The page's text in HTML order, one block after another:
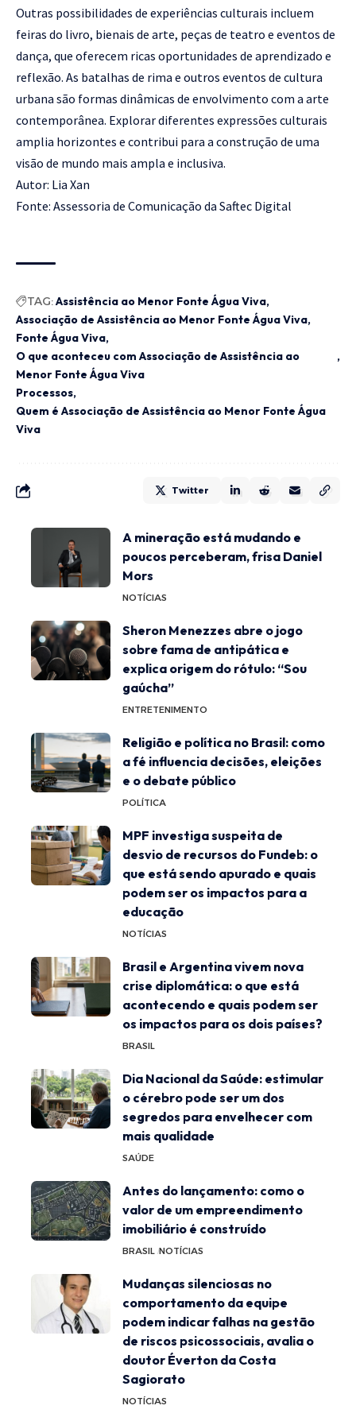
Outras possibilidades de experiências culturais incluem
feiras do livro, bienais de arte, peças de teatro e eventos de
dança, que oferecem ricas oportunidades de aprendizado e
reflexão. As batalhas de rima e outros eventos de cultura
urbana são formas dinâmicas de envolvimento com a arte
contemporânea. Explorar diferentes expressões culturais
amplia horizontes e contribui para a construção de uma
visão de mundo mais ampla e inclusiva.
Autor: Lia Xan
Fonte: Assessoria de Comunicação da Saftec Digital
TAG:Assistência ao Menor Fonte Água Viva
Associação de Assistência ao Menor Fonte Água Viva
Fonte Água Viva
O que aconteceu com Associação de Assistência ao
Menor Fonte Água Viva
Processos
Quem é Associação de Assistência ao Menor Fonte Água
Viva
Twitter
A mineração está mudando e
poucos perceberam, frisa Daniel
Mors
NOTÍCIAS
Sheron Menezzes abre o jogo
sobre fama de antipática e
explica origem do rótulo: “Sou
gaúcha”
ENTRETENIMENTO
Religião e política no Brasil: como
a fé influencia decisões, eleições
e o debate público
POLÍTICA
MPF investiga suspeita de
desvio de recursos do Fundeb: o
que está sendo apurado e quais
podem ser os impactos para a
educação
NOTÍCIAS
Brasil e Argentina vivem nova
crise diplomática: o que está
acontecendo e quais podem ser
os impactos para os dois países?
BRASIL
Dia Nacional da Saúde: estimular
o cérebro pode ser um dos
segredos para envelhecer com
mais qualidade
SAÚDE
Antes do lançamento: como o
valor de um empreendimento
imobiliário é construído
BRASIL NOTÍCIAS
Mudanças silenciosas no
comportamento da equipe
podem indicar falhas na gestão
de riscos psicossociais, avalia o
doutor Éverton da Costa
Sagiorato
NOTÍCIAS